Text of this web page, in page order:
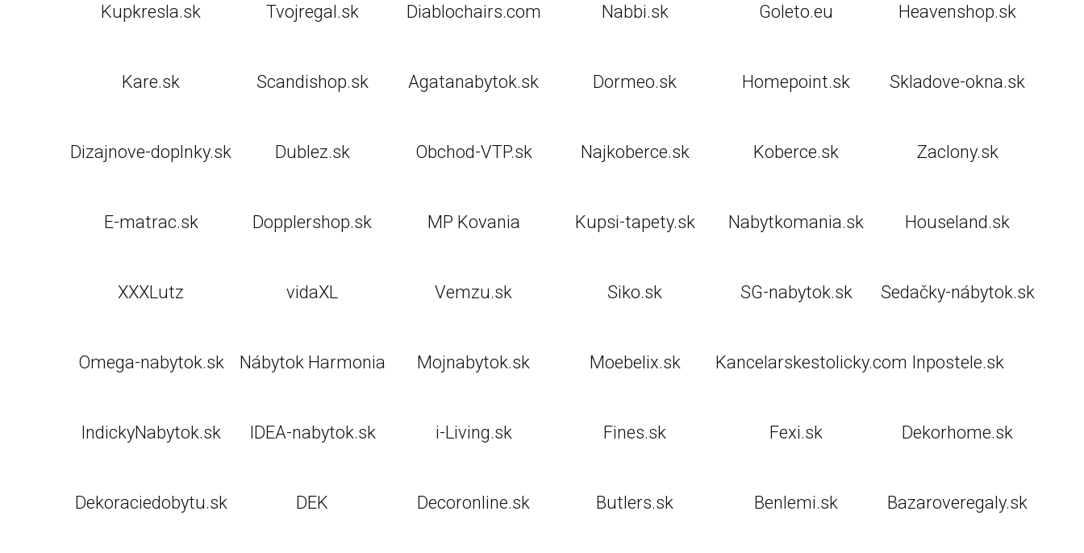
Kupkresla.sk Tvojregal.sk Diablochairs.com Nabbi.sk Goleto.eu Heavenshop.sk
Kare.sk Scandishop.sk Agatanabytok.sk Dormeo.sk Homepoint.sk Skladove-okna.sk
Dizajnove-doplnky.sk Dublez.sk Obchod-VTP.sk Najkoberce.sk Koberce.sk Zaclony.sk
E-matrac.sk Dopplershop.sk MP Kovania Kupsi-tapety.sk Nabytkomania.sk Houseland.sk
XXXLutz vidaXL Vemzu.sk Siko.sk SG-nabytok.sk Sedačky-nábytok.sk
Omega-nabytok.sk Nábytok Harmonia Mojnabytok.sk Moebelix.sk Kancelarskestolicky.com Inpostele.sk
IndickyNabytok.sk IDEA-nabytok.sk i-Living.sk Fines.sk Fexi.sk Dekorhome.sk
Dekoraciedobytu.sk DEK Decoronline.sk Butlers.sk Benlemi.sk Bazaroveregaly.sk